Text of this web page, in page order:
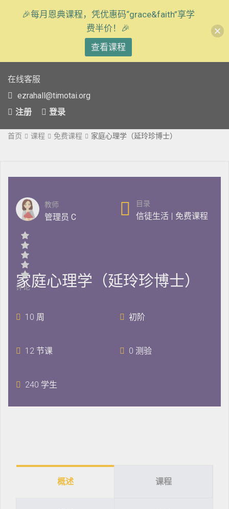
在线客服
ezrahall@timotai.org
注册
登录
首页 课程 免费课程 家庭心理学（延玲珍博士）
教师
管理员 C
目录
信徒生活 | 免费课程
评论
家庭心理学（延玲珍博士）
10 周 初阶
12 节课 0 测验
240 学生
概述 课程
🎉每月恩典课程，凭优惠码“grace&faith”享学
费半价！🎉
查看课程